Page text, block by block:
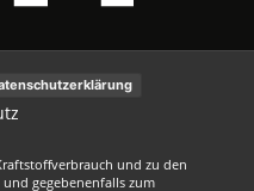
und zu den
und gegebenenfalls zum